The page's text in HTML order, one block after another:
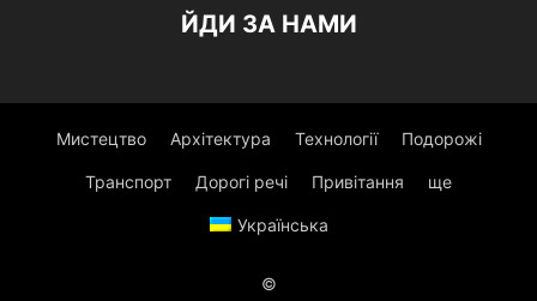
ЙДИ ЗА НАМИ
Мистецтво Архітектура Технології Подорожі
Транспорт Дорогі речі Привітання ще
Українська
©